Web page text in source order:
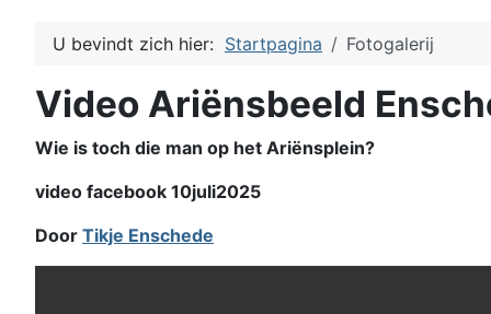
U bevindt zich hier: Startpagina Fotogalerij
Video Ariënsbeeld
Wie is toch die man op het Ariënsplein?
video facebook 10juli2025
Door Tikje Enschede